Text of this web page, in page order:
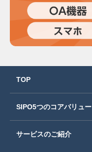
TOP
SIPO5つのコアバリュー
サービスのご紹介